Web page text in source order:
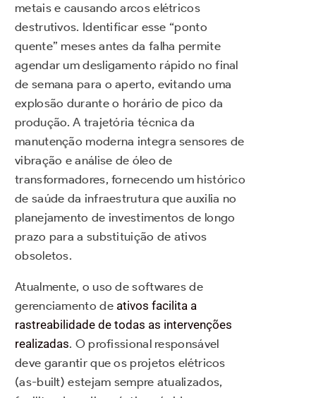
metais e causando arcos elétricos
destrutivos. Identificar esse “ponto
quente” meses antes da falha permite
agendar um desligamento rápido no final
de semana para o aperto, evitando uma
explosão durante o horário de pico da
produção. A trajetória técnica da
manutenção moderna integra sensores de
vibração e análise de óleo de
transformadores, fornecendo um histórico
de saúde da infraestrutura que auxilia no
planejamento de investimentos de longo
prazo para a substituição de ativos
obsoletos.
Atualmente, o uso de softwares de
gerenciamento de ativos facilita a
rastreabilidade de todas as intervenções
realizadas. O profissional responsável
deve garantir que os projetos elétricos
(as-built) estejam sempre atualizados,